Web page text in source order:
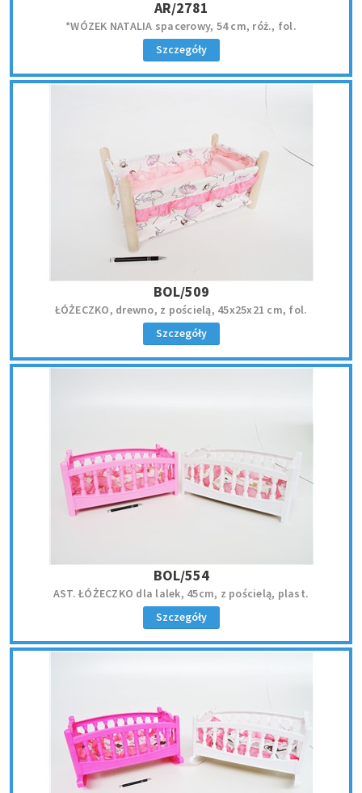
AR/2781
*WÓZEK NATALIA spacerowy, 54 cm, róż., fol.
Szczegóły
BOL/509
ŁÓŻECZKO, drewno, z pościelą, 45x25x21 cm, fol.
Szczegóły
BOL/554
AST. ŁÓŻECZKO dla lalek, 45cm, z pościelą, plast.
Szczegóły